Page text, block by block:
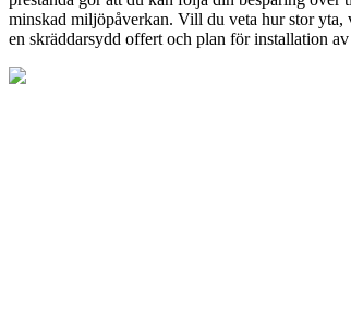
minskad miljöpåverkan. Vill du veta hur stor
en skräddarsydd offert och plan för installation